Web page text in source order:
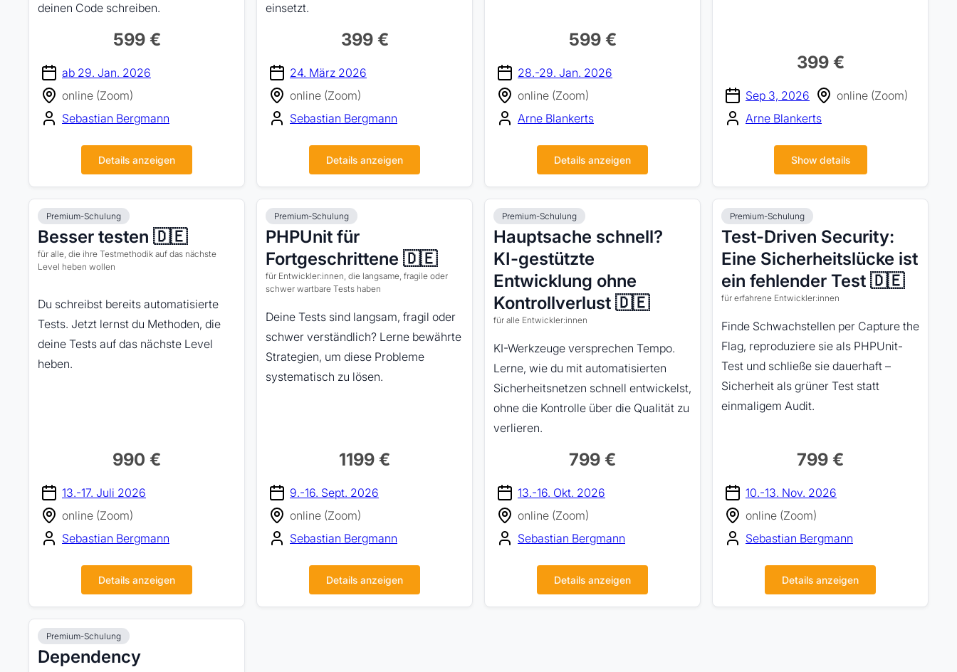
deinen Code schreiben.
599 €
ab 29. Jan. 2026
online (Zoom)
Sebastian Bergmann
Details anzeigen
einsetzt.
399 €
24. März 2026
online (Zoom)
Sebastian Bergmann
Details anzeigen
599 €
28.-29. Jan. 2026
online (Zoom)
Arne Blankerts
Details anzeigen
399 €
Sep 3, 2026
online (Zoom)
Arne Blankerts
Show details
Premium-Schulung
Besser testen 🇩🇪
für alle, die ihre Testmethodik auf das nächste
Level heben wollen
Du schreibst bereits automatisierte
Tests. Jetzt lernst du Methoden, die
deine Tests auf das nächste Level
heben.
990 €
13.-17. Juli 2026
online (Zoom)
Sebastian Bergmann
Details anzeigen
Premium-Schulung
PHPUnit für
Fortgeschrittene 🇩🇪
für Entwickler:innen, die langsame, fragile oder
schwer wartbare Tests haben
Deine Tests sind langsam, fragil oder
schwer verständlich? Lerne bewährte
Strategien, um diese Probleme
systematisch zu lösen.
1199 €
9.-16. Sept. 2026
online (Zoom)
Sebastian Bergmann
Details anzeigen
Premium-Schulung
Hauptsache schnell?
KI-gestützte
Entwicklung ohne
Kontrollverlust 🇩🇪
für alle Entwickler:innen
KI-Werkzeuge versprechen Tempo.
Lerne, wie du mit automatisierten
Sicherheitsnetzen schnell entwickelst,
ohne die Kontrolle über die Qualität zu
verlieren.
799 €
13.-16. Okt. 2026
online (Zoom)
Sebastian Bergmann
Details anzeigen
Premium-Schulung
Test-Driven Security:
Eine Sicherheitslücke ist
ein fehlender Test 🇩🇪
für erfahrene Entwickler:innen
Finde Schwachstellen per Capture the
Flag, reproduziere sie als PHPUnit-
Test und schließe sie dauerhaft –
Sicherheit als grüner Test statt
einmaligem Audit.
799 €
10.-13. Nov. 2026
online (Zoom)
Sebastian Bergmann
Details anzeigen
Premium-Schulung
Dependency